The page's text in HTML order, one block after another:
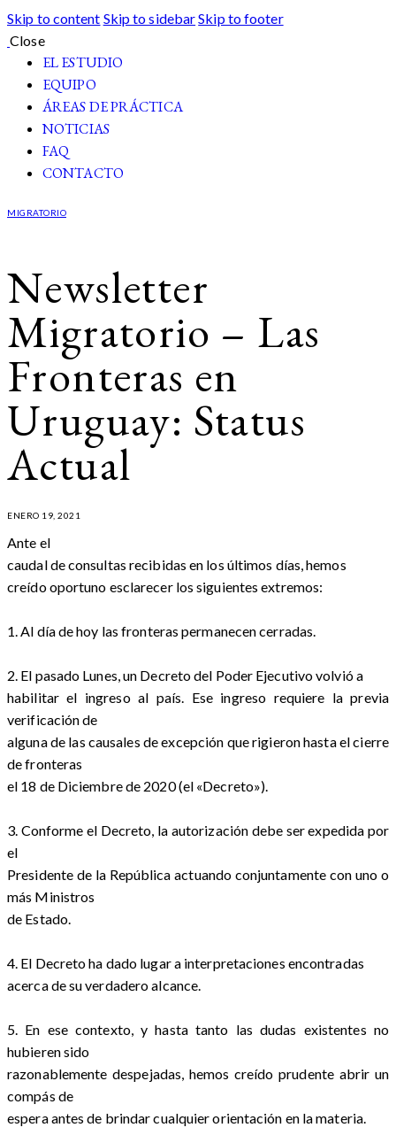
Skip to content Skip to sidebarSkip to footer
Close
EL ESTUDIO
EQUIPO
ÁREAS DE PRÁCTICA
NOTICIAS
FAQ
CONTACTO
MIGRATORIO
Newsletter
Migratorio – Las
Fronteras en
Uruguay: Status
Actual
ENERO 19, 2021
Ante el
caudal de consultas recibidas en los últimos días, hemos
creído oportuno esclarecer los siguientes extremos:
1. Al día de hoy las fronteras permanecen cerradas.
2. El pasado Lunes, un Decreto del Poder Ejecutivo volvió a
habilitar el ingreso al país. Ese ingreso requiere la previa
verificación de
alguna de las causales de excepción que rigieron hasta el cierre
de fronteras
el 18 de Diciembre de 2020 (el «Decreto»).
3. Conforme el Decreto, la autorización debe ser expedida por
el
Presidente de la República actuando conjuntamente con uno o
más Ministros
de Estado.
4. El Decreto ha dado lugar a interpretaciones encontradas
acerca de su verdadero alcance.
5. En ese contexto, y hasta tanto las dudas existentes no
hubieren sido
razonablemente despejadas, hemos creído prudente abrir un
compás de
espera antes de brindar cualquier orientación en la materia.